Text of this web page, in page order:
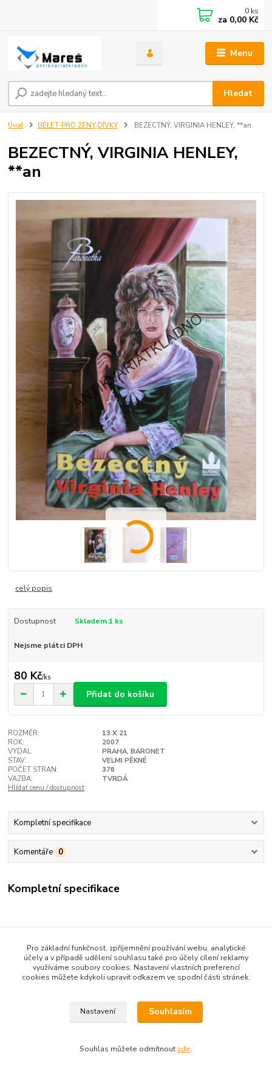
Menu
Hledat
0 ks
za 0,00 Kč
Úvod BELET-PRO ŽENY,DÍVKY BEZECTNÝ, VIRGINIA HENLEY, **an
BEZECTNÝ, VIRGINIA HENLEY,
**an
celý popis
Dostupnost Skladem 1 ks
Nejsme plátci DPH
80 Kč/ks
Přidat do košíku
ROZMĚR:
13 X 21
ROK:
2007
VYDAL:
PRAHA, BARONET
STAV:
VELMI PĚKNÉ
POČET STRAN:
376
VAZBA:
TVRDÁ
Hlídat cenu / dostupnost
Kompletní specifikace
Komentáře 0
Kompletní specifikace
Zboží zařazeno v kategoriích
BELET-PRO ŽENY,DÍVKY
Pro základní funkčnost, zpříjemnění používání webu, analytické
účely a v případě udělení souhlasu také pro účely cílení reklamy
využíváme soubory cookies. Nastavení vlastních preferencí
cookies můžete kdykoli upravit odkazem ve spodní části stránek.
Nastavení Souhlasím
Souhlas můžete odmítnout zde.